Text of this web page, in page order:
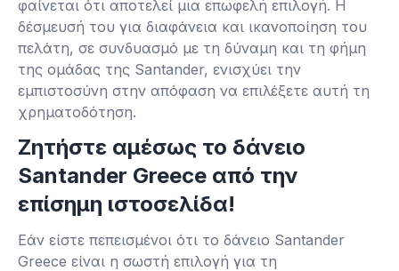
φαίνεται ότι αποτελεί μια επωφελή επιλογή. Η
δέσμευσή του για διαφάνεια και ικανοποίηση του
πελάτη, σε συνδυασμό με τη δύναμη και τη φήμη
της ομάδας της Santander, ενισχύει την
εμπιστοσύνη στην απόφαση να επιλέξετε αυτή τη
χρηματοδότηση.
Ζητήστε αμέσως το δάνειο
Santander Greece από την
επίσημη ιστοσελίδα!
Εάν είστε πεπεισμένοι ότι το δάνειο Santander
Greece είναι η σωστή επιλογή για τη